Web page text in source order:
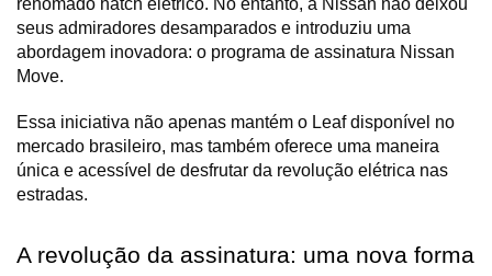
seus admiradores desamparados e introduziu uma
abordagem inovadora: o programa de assinatura Nissan
Move.
Essa iniciativa não apenas mantém o Leaf disponível no
mercado brasileiro, mas também oferece uma maneira
única e acessível de desfrutar da revolução elétrica nas
estradas.
A revolução da assinatura: uma nova forma